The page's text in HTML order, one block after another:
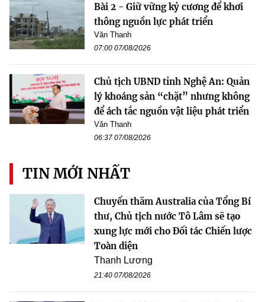
Bài 2 - Giữ vững kỷ cương để khơi
thông nguồn lực phát triển
Văn Thanh
07:00 07/08/2026
Chủ tịch UBND tỉnh Nghệ An: Quản
lý khoáng sản “chặt” nhưng không
để ách tắc nguồn vật liệu phát triển
Văn Thanh
06:37 07/08/2026
TIN MỚI NHẤT
Chuyến thăm Australia của Tổng Bí
thư, Chủ tịch nước Tô Lâm sẽ tạo
xung lực mới cho Đối tác Chiến lược
Toàn diện
Thanh Lương
21:40 07/08/2026